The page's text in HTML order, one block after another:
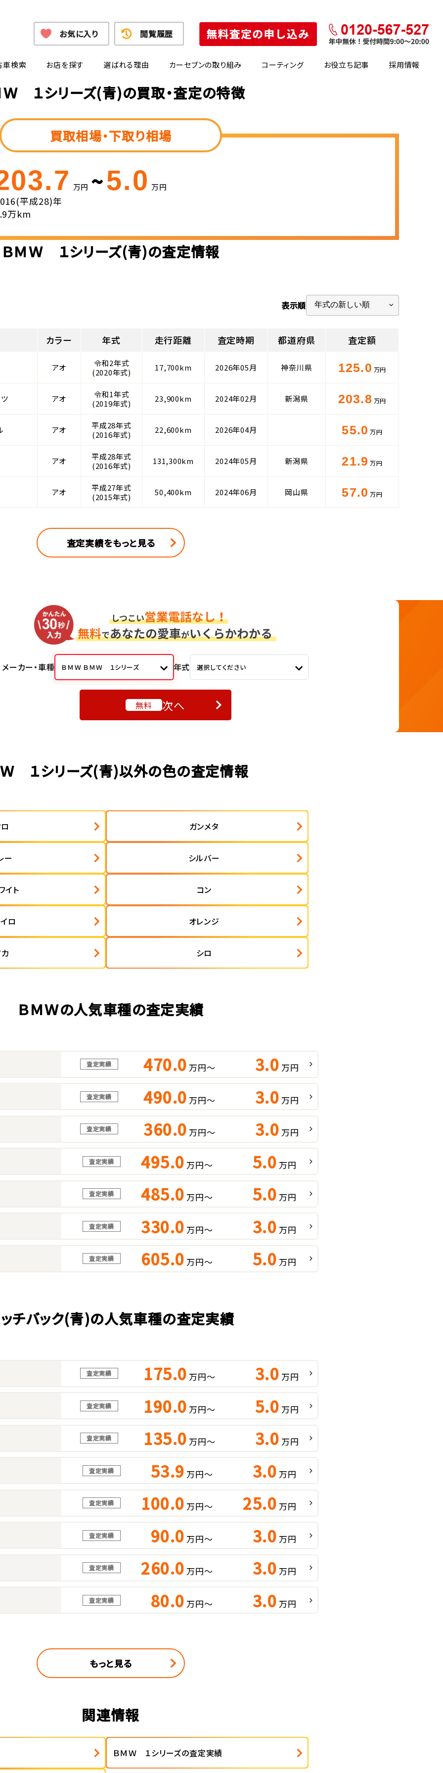
車検索 お店を探す 選ばれる理由 カーセブンの取り組み コーティング お役立ち記事 採用情報
お気に入り 閲覧履歴
Ｗ １シリーズ(青)の買取・査定の特徴
買取相場・下取り相場
万円 ~5.0 万円
平成28)年
万km
ＢＭＷ １シリーズ(青)の査定情報
表示順
カラー 年式 走行距離 査定時期 都道府県 査定額
アオ
令和2年式
(2020年式)
17,700km 2026年05月 神奈川県 125.0 万円
アオ
令和1年式
(2019年式)
23,900km 2024年02月 新潟県 203.8 万円
アオ
平成28年式
(2016年式)
22,600km 2026年04月 55.0 万円
アオ
平成28年式
(2016年式)
131,300km 2024年05月 新潟県 21.9 万円
アオ
平成27年式
(2015年式)
50,400km 2024年06月 岡山県 57.0 万円
査定実績をもっと見る
メーカー・車種 ＢＭＷ ＢＭＷ １シリーズ 年式 選択してください
無料 次へ
１シリーズ(青)以外の色の査定情報
ガンメタ
ー シルバー
イト コン
ロ オレンジ
シロ
ＢＭＷの人気車種の査定実績
査定実績 470.0 万円～ 3.0 万円
査定実績 490.0 万円～ 3.0 万円
査定実績 360.0 万円～ 3.0 万円
査定実績 495.0 万円～ 5.0 万円
査定実績 485.0 万円～ 5.0 万円
査定実績 330.0 万円～ 3.0 万円
査定実績 605.0 万円～ 5.0 万円
チバック(青)の人気車種の査定実績
査定実績 175.0 万円～ 3.0 万円
査定実績 190.0 万円～ 5.0 万円
査定実績 135.0 万円～ 3.0 万円
査定実績 53.9 万円～ 3.0 万円
査定実績 100.0 万円～ 25.0 万円
査定実績 90.0 万円～ 3.0 万円
査定実績 260.0 万円～ 3.0 万円
査定実績 80.0 万円～ 3.0 万円
もっと見る
関連情報
ＢＭＷ １シリーズの査定実績